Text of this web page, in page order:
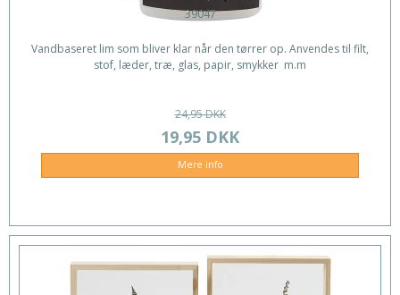
39047
Vandbaseret lim som bliver klar når den tørrer op. Anvendes til filt,
stof, læder, træ, glas, papir, smykker m.m
24,95 DKK
19,95 DKK
Mere info